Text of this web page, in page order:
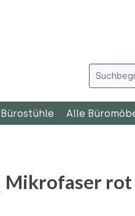
Bürostühle Alle
rot